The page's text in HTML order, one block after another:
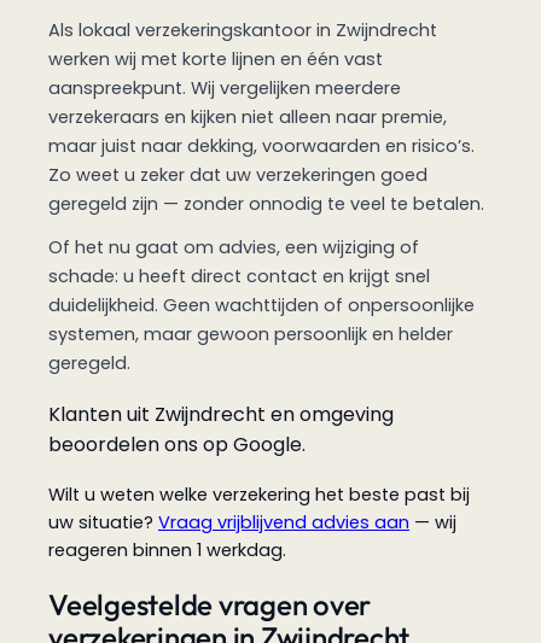
Als lokaal verzekeringskantoor in Zwijndrecht
werken wij met korte lijnen en één vast
aanspreekpunt. Wij vergelijken meerdere
verzekeraars en kijken niet alleen naar premie,
maar juist naar dekking, voorwaarden en risico’s.
Zo weet u zeker dat uw verzekeringen goed
geregeld zijn — zonder onnodig te veel te betalen.
Of het nu gaat om advies, een wijziging of
schade: u heeft direct contact en krijgt snel
duidelijkheid. Geen wachttijden of onpersoonlijke
systemen, maar gewoon persoonlijk en helder
geregeld.
Klanten uit Zwijndrecht en omgeving
beoordelen ons op Google.
Wilt u weten welke verzekering het beste past bij
uw situatie? Vraag vrijblijvend advies aan — wij
reageren binnen 1 werkdag.
Veelgestelde vragen over